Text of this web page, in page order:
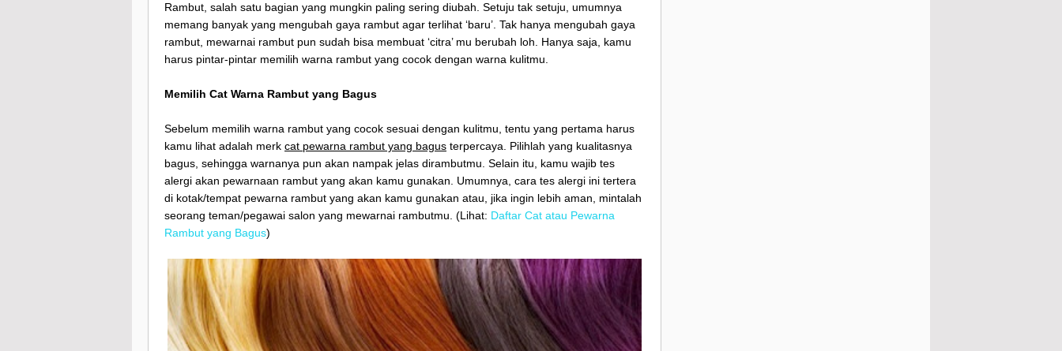
Rambut, salah satu bagian yang mungkin paling sering diubah. Setuju tak setuju, umumnya
memang banyak yang mengubah gaya rambut agar terlihat ‘baru’. Tak hanya mengubah gaya
rambut, mewarnai rambut pun sudah bisa membuat ‘citra’ mu berubah loh. Hanya saja, kamu
harus pintar-pintar memilih warna rambut yang cocok dengan warna kulitmu.
Memilih Cat Warna Rambut yang Bagus
Sebelum memilih warna rambut yang cocok sesuai dengan kulitmu, tentu yang pertama harus
kamu lihat adalah merk cat pewarna rambut yang bagus terpercaya. Pilihlah yang kualitasnya
bagus, sehingga warnanya pun akan nampak jelas dirambutmu. Selain itu, kamu wajib tes
alergi akan pewarnaan rambut yang akan kamu gunakan. Umumnya, cara tes alergi ini tertera
di kotak/tempat pewarna rambut yang akan kamu gunakan atau, jika ingin lebih aman, mintalah
seorang teman/pegawai salon yang mewarnai rambutmu. (Lihat: Daftar Cat atau Pewarna
Rambut yang Bagus)